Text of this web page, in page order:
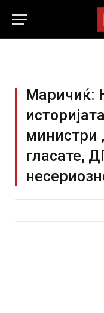
Маричиќ:
министри
гласате,